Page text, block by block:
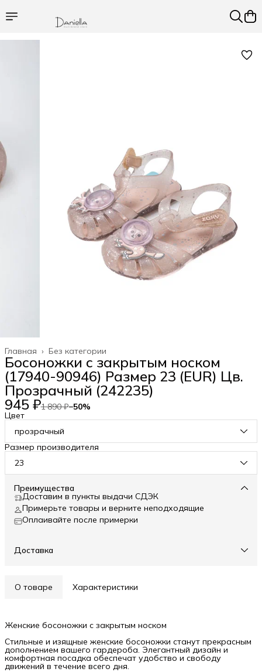
Без категории
Главная ›
Босоножки с закрытым носком
(17940-90946) Размер 23 (EUR) Цв.
Прозрачный (242235)
945 ₽1 890 ₽−50%
Цвет
прозрачный
Размер производителя
23
Преимущества
Доставим в пункты выдачи СДЭК
Примерьте товары и верните неподходящие
Оплаивайте после примерки
Доставка
О товаре Характеристики
Женские босоножки с закрытым носком
Стильные и изящные женские босоножки станут прекрасным
дополнением вашего гардероба. Элегантный дизайн и
комфортная посадка обеспечат удобство и свободу
движений в течение всего дня.